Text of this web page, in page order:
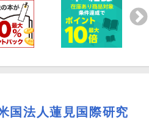
国法人蓮見国際研究